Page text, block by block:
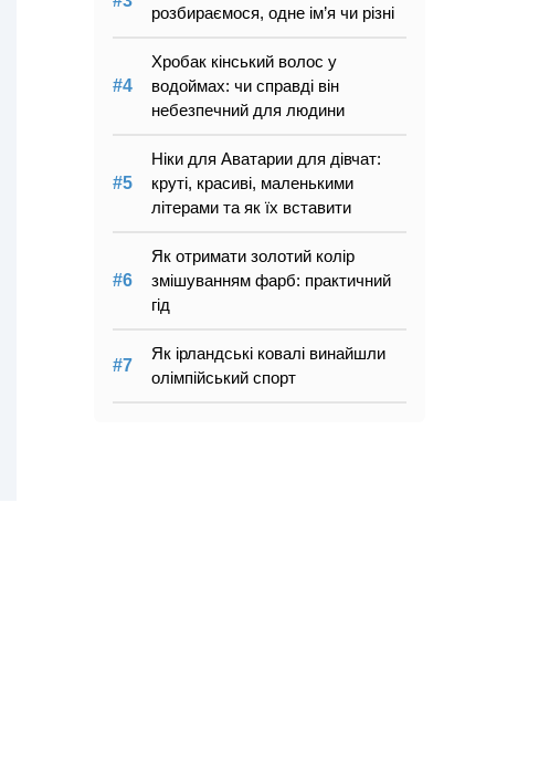
розбираємося, одне ім’я чи різні
Хробак кінський волос у
водоймах: чи справді він
небезпечний для людини
Ніки для Аватарии для дівчат:
круті, красиві, маленькими
літерами та як їх вставити
Як отримати золотий колір
змішуванням фарб: практичний
гід
Як ірландські ковалі винайшли
олімпійський спорт